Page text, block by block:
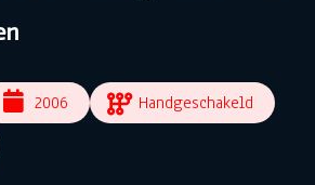
2006
Handgeschakeld